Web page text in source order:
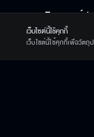
ดูสดติดเทรนด์ป
เว็บไซต์นี้ใช้คุกกี้
เว็บไซต์นี้ใช้คุกกี้เพื่อวัตถุ